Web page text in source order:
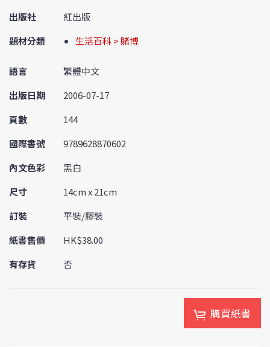
出版社
紅出版
題材分類
生活百科 > 賭博
語言
繁體中文
出版日期
2006-07-17
頁數
144
國際書號
9789628870602
內文色彩
黑白
尺寸
14cm x 21cm
訂裝
平裝/膠裝
紙書售價
HK$38.00
有存貨
否
購買紙書